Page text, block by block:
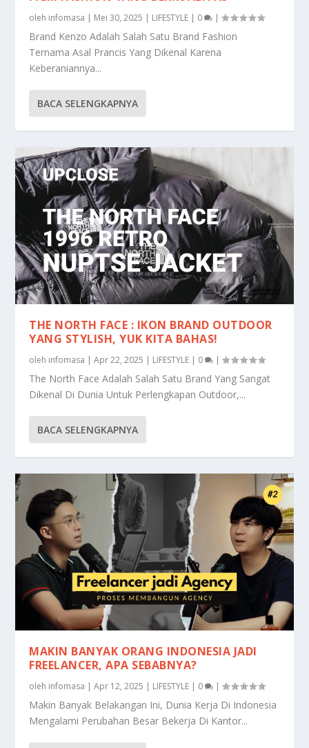
oleh infomasa | Mei 30, 2025 | LIFESTYLE | 0 |
Brand Kenzo Adalah Salah Satu Brand Fashion
Ternama Asal Prancis Yang Dikenal Karena
Keberaniannya...
BACA SELENGKAPNYA
THE NORTH FACE : IKON BRAND OUTDOOR
YANG STYLISH, YUK KITA BAHAS!
oleh infomasa |Apr 22, 2025 | LIFESTYLE | 0 |
The North Face Adalah Salah Satu Brand Yang Sangat
Dikenal Di Dunia Untuk Perlengkapan Outdoor,...
BACA SELENGKAPNYA
MAKIN BANYAK ORANG INDONESIA JADI
FREELANCER, APA SEBABNYA?
oleh infomasa |Apr 12, 2025 | LIFESTYLE | 0 |
Makin Banyak Belakangan Ini, Dunia Kerja Di Indonesia
Mengalami Perubahan Besar Bekerja Di Kantor...